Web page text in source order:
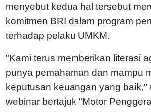
menyebut kedua hal tersebut
komitmen BRI dalam program
terhadap pelaku UMKM.
"Kami terus memberikan literasi
punya pemahaman dan mampu
keputusan keuangan yang baik,"
webinar bertajuk "Motor